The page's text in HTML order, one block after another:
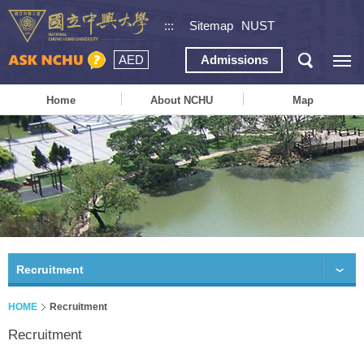
::: Sitemap NUST
AED Admissions
Home About NCHU Map
Recruitment
HOME Recruitment
Recruitment